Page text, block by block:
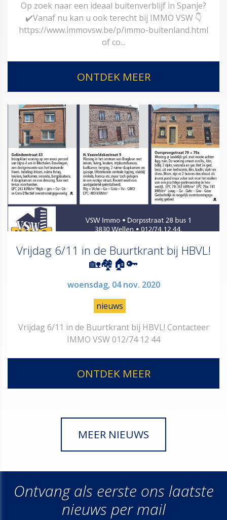
Op zoek naar een ideaal buitenverblijf in Spanje?
✔️Vanaf nu kan u ook terecht bij IMMO VSW 👇
https://www.immovsw.be/p/immo-buitenland.html
of co...
ONTDEK MEER
Vrijdag 6/11 in de Buurtkrant bij HBVL!
🏡🏘🏠🔑
woensdag, 04 nov. 2020
nieuws
Vrijdag 6/11 in de Buurtkrant bij HBVL! Contacteer
IMMO VSW 012/74 12 44
ONTDEK MEER
MEER NIEUWS
Ontvang als eerste ons laatste
nieuws per mail